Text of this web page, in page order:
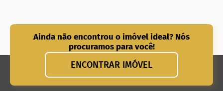
Ainda não encontrou o imóvel ideal? Nós
procuramos para você!
ENCONTRAR IMÓVEL